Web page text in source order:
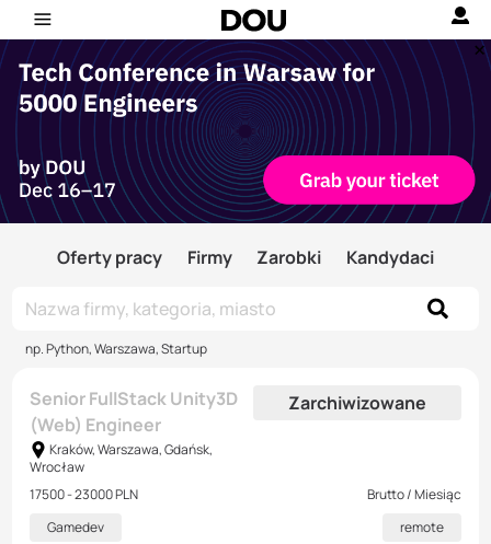
Oferty pracy Firmy Zarobki Kandydaci
np. Python, Warszawa, Startup
Senior FullStack Unity3D
(Web) Engineer
Kraków, Warszawa, Gdańsk,
Wrocław
Zarchiwizowane
17500 - 23000 PLN
Brutto / Miesiąc
Gamedev
remote